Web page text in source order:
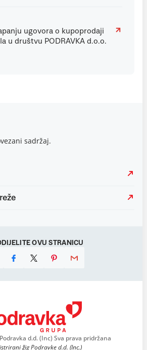
ugovora o kupoprodaji
u društvu PODRAVKA d.o.o.
sadržaj.
OVU STRANICU
d.d. (Inc) Sva prava pridržana
žig Podravke d.d. (Inc.)